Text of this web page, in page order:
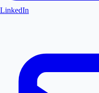
LinkedIn